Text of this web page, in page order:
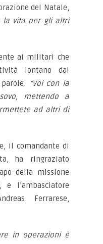
del Natale,
la vita per gli altri
ai militari che
lontano dai
“Voi con la
mettendo a
ad altri di
il comandante di
ha ringraziato
della missione
e l’ambasciatore
Ferrarese,
in operazioni è